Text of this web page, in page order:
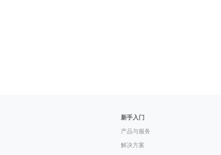
新手入门
产品与服务
解决方案